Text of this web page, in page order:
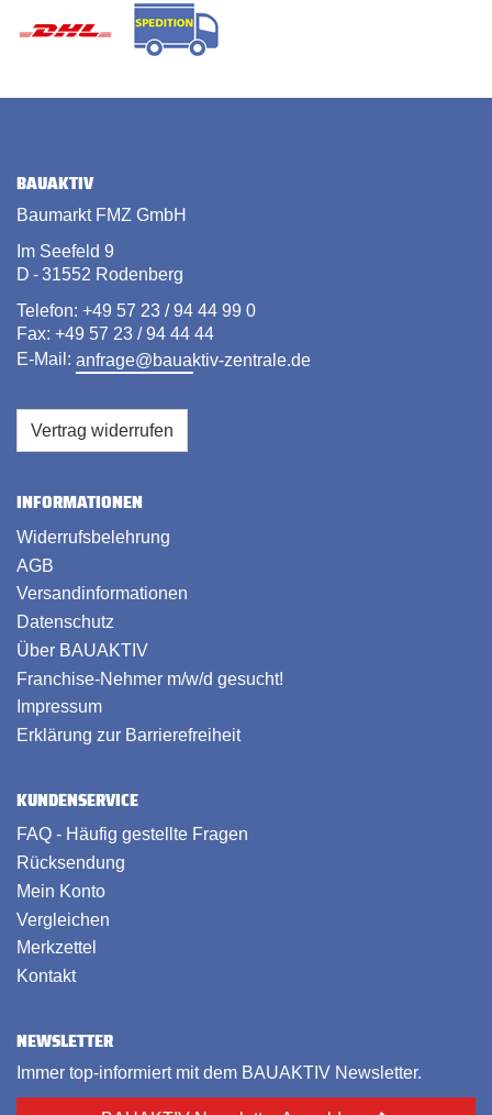
BAUAKTIV
Baumarkt FMZ GmbH
Im Seefeld 9
D - 31552 Rodenberg
Telefon: +49 57 23 / 94 44 99 0
Fax: +49 57 23 / 94 44 44
E-Mail: anfrage@bauaktiv-zentrale.de
Vertrag widerrufen
INFORMATIONEN
Widerrufsbelehrung
AGB
Versandinformationen
Datenschutz
Über BAUAKTIV
Franchise-Nehmer m/w/d gesucht!
Impressum
Erklärung zur Barrierefreiheit
KUNDENSERVICE
FAQ - Häufig gestellte Fragen
Rücksendung
Mein Konto
Vergleichen
Merkzettel
Kontakt
NEWSLETTER
Immer top-informiert mit dem BAUAKTIV Newsletter.